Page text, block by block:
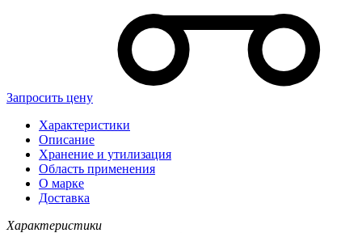
Запросить цену
Характеристики
Описание
Хранение и утилизация
Область применения
О марке
Доставка
Характеристики